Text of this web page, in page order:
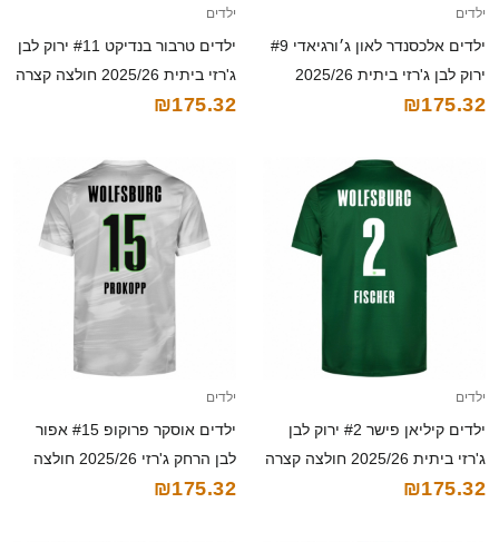
ילדים
ילדים אלכסנדר לאון ג׳ורגיאדי #9
ירוק לבן ג'רזי ביתית 2025/26
חולצה קצרה
₪175.32
ילדים
ילדים טרבור בנדיקט #11 ירוק לבן
ג'רזי ביתית 2025/26 חולצה קצרה
₪175.32
ילדים
ילדים קיליאן פישר #2 ירוק לבן
ג'רזי ביתית 2025/26 חולצה קצרה
₪175.32
ילדים
ילדים אוסקר פרוקופ #15 אפור
לבן הרחק ג'רזי 2025/26 חולצה
קצרה
₪175.32